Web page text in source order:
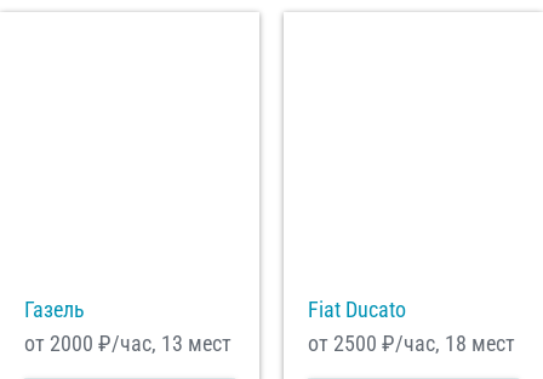
Газель
от 2000 ₽/час, 13 мест
Fiat Ducato
от 2500 ₽/час, 18 мест